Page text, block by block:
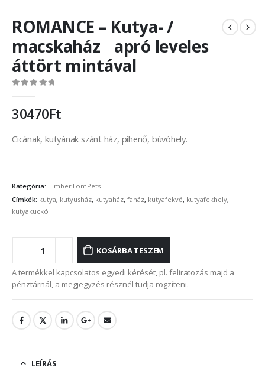
ROMANCE – Kutya- /
macskaház apró leveles
áttört mintával
30470Ft
Cicának, kutyának szánt ház, pihenő, búvóhely.
Kategória: TimberTomPets
Címkék: kutya, kutyusház, kutyaház, faház, kutyafekvő, kutyafekhely,
kutyakuckó
KOSÁRBA TESZEM
A termékkel kapcsolatos egyedi kérését, pl. feliratozás majd a
pénztárnál, a megjegyzés résznél tudja rögzíteni.
LEÍRÁS